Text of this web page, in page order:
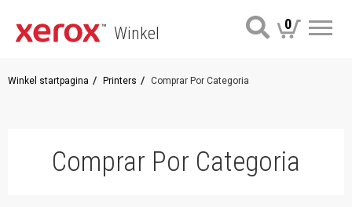
Winkel 0
Winkel startpagina Printers Comprar Por Categoria
Comprar Por Categoria